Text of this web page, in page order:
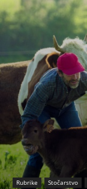
Rubrike Stočarstvo